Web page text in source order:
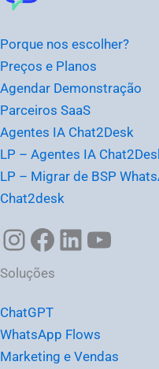
Porque nos escolher?
Preços e Planos
Agendar Demonstração
Parceiros SaaS
Agentes IA Chat2Desk
LP – Agentes IA
LP – Migrar de BSP
Chat2desk
Soluções
ChatGPT
WhatsApp Flows
Marketing e Vendas